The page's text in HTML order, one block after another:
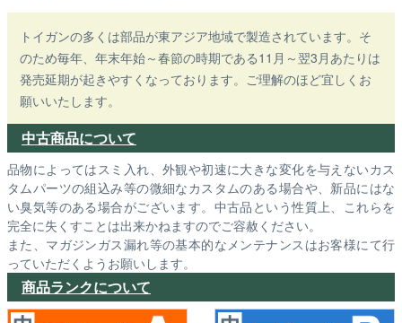
トイガンの多くは部品が東アジア地域で製造されています。そ
のため毎年、年末年始～春節の時期である11月～翌3月あたりは
発売延期が起きやすくなっております。ご理解のほど宜しくお
願いいたします。
中古商品について
品物によってはスミ入れ、外観や初速に大きな変化を与えないカス
タムパーツの組込み等の微細なカスタムのある場合や、新品にはな
い臭気等のある場合がございます。中古品という性質上、これらを
完全に失くすことは出来かねますのでご容赦ください。
また、マガジンガス漏れ等の基本的なメンテナンスはお客様にて行
っていただくようお願いします。
商品ランクについて